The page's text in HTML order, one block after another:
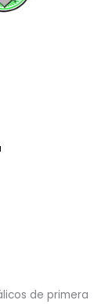
de primera